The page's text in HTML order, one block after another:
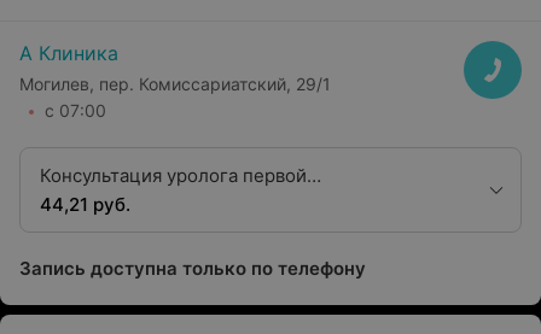
А Клиника
Могилев, пер. Комиссариатский, 29/1
с 07:00
Консультация уролога первой
квалификационной категории
44,21 руб.
Запись доступна только по телефону